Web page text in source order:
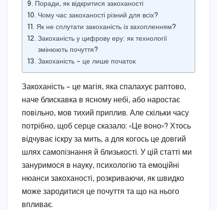
Поради, як відкритися закоханості
Чому час закоханості різний для всіх?
Як не сплутати закоханість із захопленням?
Закоханість у цифрову еру: як технології
змінюють почуття?
Закоханість – це лише початок
Закоханість – це магія, яка спалахує раптово,
наче блискавка в ясному небі, або наростає
повільно, мов тихий приплив. Але скільки часу
потрібно, щоб серце сказало: «Це воно»? Хтось
відчуває іскру за мить, а для когось це довгий
шлях самопізнання й близькості. У цій статті ми
зануримося в науку, психологію та емоційні
нюанси закоханості, розкриваючи, як швидко
може зародитися це почуття та що на нього
впливає.